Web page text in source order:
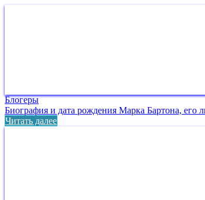
Блогеры
Биография и дата рождения Марка Бартона, его
Читать далее